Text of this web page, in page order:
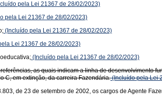
pela Lei 21367 de 28/02/2023)
pela Lei 21367 de 28/02/2023)
(Incluído pela Lei 21367 de 28/02/2023)
Lei 21367 de 28/02/2023)
(Incluído pela Lei 21367 de 28/02/2023)
as quais indicam a linha de
C, em extinção, da carreira Fazendária.(Incluído pela Lei
de 23 de setembro de 2002, os cargos de Agente